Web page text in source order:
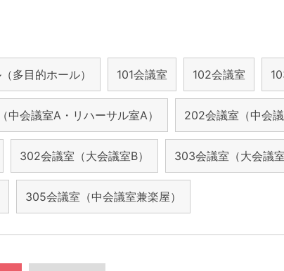
多目的ホール） 101会議室 102会議室
中会議室A・リハーサル室A） 202会議室（中会議
302会議室（大会議室B） 303会議室（大会議室
305会議室（中会議室兼楽屋）